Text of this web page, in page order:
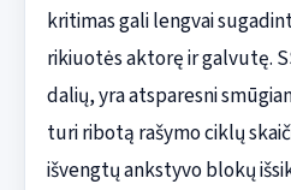
kritimas gali lengvai
rikiuotės aktorę ir galvutę.
dalių, yra atsparesni
turi ribotą rašymo ciklų
išvengtų ankstyvo blokų